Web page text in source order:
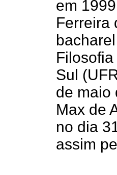
em
Ferreira
Sul
de maio
Max de
no dia
assim